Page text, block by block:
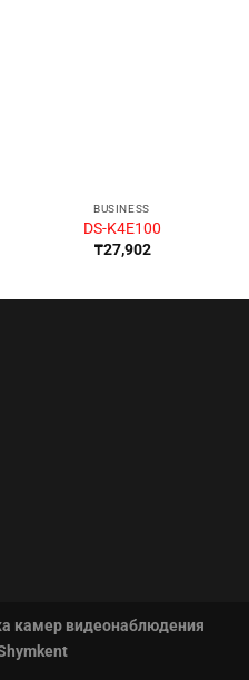
BUSINESS
DS-K4E100
₸27,902
камер видеонаблюдения